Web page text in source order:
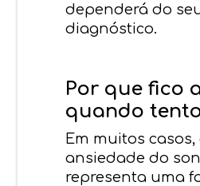
dependerá do
diagnóstico.
Por que fico
quando
Em muitos casos,
ansiedade do
representa uma